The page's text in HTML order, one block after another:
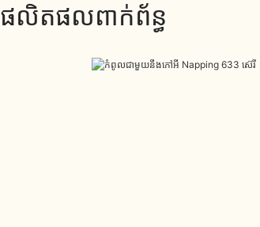
ផលិតផលពាក់ព័ន្ធ